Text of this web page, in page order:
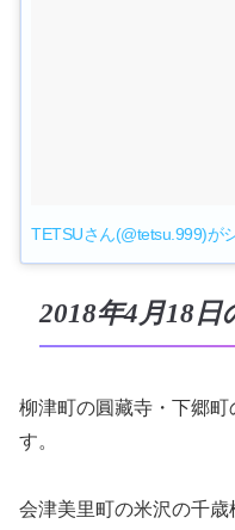
TETSUさん(@tetsu.999)が
2018年4月18
柳津町の圓藏寺・下郷
す。
会津美里町の米沢の千